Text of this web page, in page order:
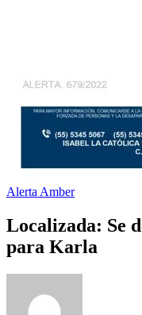
Alerta Amber
Localizada: Se
para Karla